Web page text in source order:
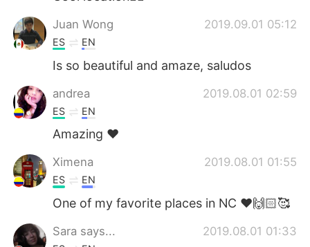
Juan Wong 2019.09.01 05:12
ES EN
Is so beautiful and amaze, saludos
andrea 2019.08.01 02:59
ES EN
Amazing ❤
Ximena 2019.08.01 01:55
ES EN
One of my favorite places in NC ❤️🙌🏻🥰
Sara says... 2019.08.01 01:33